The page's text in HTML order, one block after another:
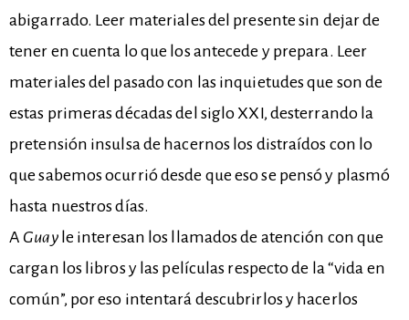
abigarrado. Leer materiales del presente sin dejar de
tener en cuenta lo que los antecede y prepara. Leer
materiales del pasado con las inquietudes que son de
estas primeras décadas del siglo XXI, desterrando la
pretensión insulsa de hacernos los distraídos con lo
que sabemos ocurrió desde que eso se pensó y plasmó
hasta nuestros días.
A Guayle interesan los llamados de atención con que
cargan los libros y las películas respecto de la “vida en
común”, por eso intentará descubrirlos y hacerlos